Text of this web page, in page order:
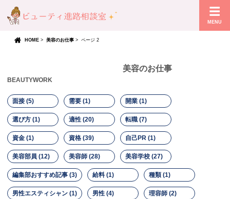
MENU
HOME > 美容のお仕事 > ページ 2
美容のお仕事
BEAUTYWORK
面接 (5) 需要 (1) 開業 (1)
選び方 (1) 適性 (20) 転職 (7)
資金 (1) 資格 (39) 自己PR (1)
美容部員 (12) 美容師 (28) 美容学校 (27)
編集部おすすめ記事 (3) 給料 (1) 種類 (1)
男性エスティシャン (1) 男性 (4) 理容師 (2)